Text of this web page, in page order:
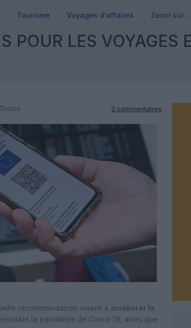
Tourisme Voyages d’affaires Zoom sur ...
POUR LES VOYAGES
2 commentaires
recommandation visant à améliorer la
pendant la pandémie de Covid-19, alors que